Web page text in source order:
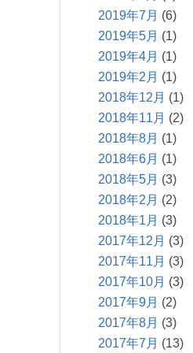
2019年7月 (6)
2019年5月 (1)
2019年4月 (1)
2019年2月 (1)
2018年12月 (1)
2018年11月 (2)
2018年8月 (1)
2018年6月 (1)
2018年5月 (3)
2018年2月 (2)
2018年1月 (3)
2017年12月 (3)
2017年11月 (3)
2017年10月 (3)
2017年9月 (2)
2017年8月 (3)
2017年7月 (13)